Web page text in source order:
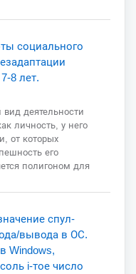
социального
8 лет.
деятельности
личность, у него
от которых
его
полигоном для
спул-
вывода в ОС.
Windows,
i-тое число